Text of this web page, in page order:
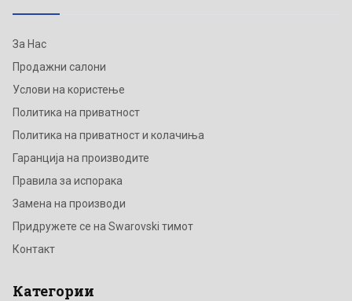
За Нас
Продажни салони
Услови на користење
Политика на приватност
Политика на приватност и колачиња
Гаранција на производите
Правила за испорака
Замена на производи
Придружете се на Swarovski тимот
Контакт
Категории